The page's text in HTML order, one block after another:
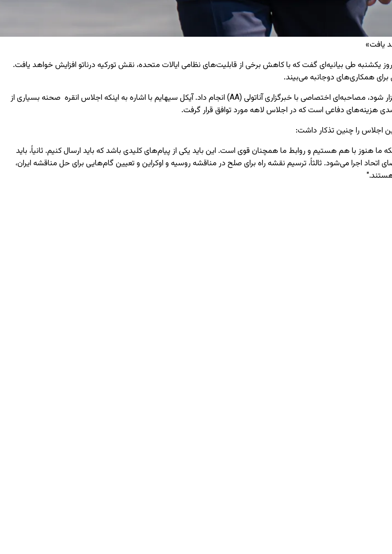
یافت»
یکشنبه طی بیانیه‌ای گفت که با کاهش برخی از قابلیت‌های نظامی ایالات متحده، نقش تورکیه درناتو افزایش خواهد یافت.
برای همکاری‌های دوجانبه می‌بیند.
آیکل سیهایم در سفر خود به انقره قبل از اجلاس ناتو که قرار است دوشنبه و سه‌شنبه برگزار شود، مصاحبه‌ای اختصاصی با خبرگزاری آناتولی (AA) انجام داد. آیکل سیهایم با اشاره به اینکه اجلاس انقره صحنه بسیاری از
اجلاس را چنین تذکار داشت:
هنوز با هم هستیم و روابط ما همچنان قوی است. این باید یکی از پیام‌های کلیدی باشد که باید ارسال کنیم. ثانیاً، باید
توسط اعضای اتحاد اجرا می‌شود. ثالثاً، ترسیم نقشه راه برای صلح در مناقشه روسیه و اوکراین و تعیین گام‌هایی برای حل مناقشه ایران،
هستند."